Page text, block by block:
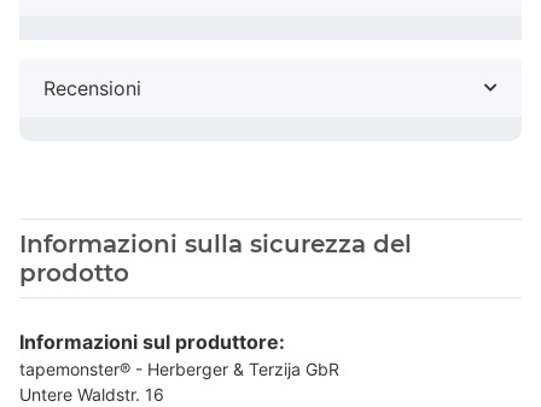
Recensioni
Informazioni sulla sicurezza del
prodotto
Informazioni sul produttore:
tapemonster® - Herberger & Terzija GbR
Untere Waldstr. 16